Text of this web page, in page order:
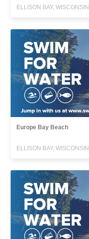
ELLISON BAY, WISCONSIN
Europe Bay Beach
ELLISON BAY, WISCONSIN